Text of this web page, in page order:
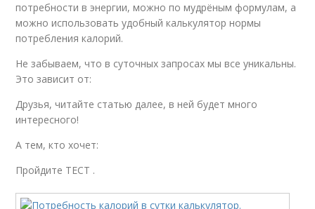
потребности в энергии, можно по мудрёным формулам, а
можно использовать удобный калькулятор нормы
потребления калорий.
Не забываем, что в суточных запросах мы все уникальны.
Это зависит от:
Друзья, читайте статью далее, в ней будет много
интересного!
А тем, кто хочет:
Пройдите ТЕСТ .